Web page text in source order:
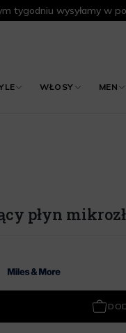
tygodniu wysyłamy w
WŁOSY MEN
płyn